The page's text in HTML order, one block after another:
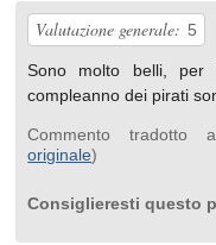
Valutazione generale: 5
Sono molto belli,
compleanno dei pirati
Commento tradotto
originale)
Consiglieresti questo